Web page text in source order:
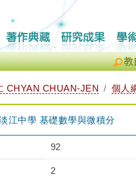
教
CHYAN CHUAN-JEN 個人
江中學 基礎數學與微積分
92
2